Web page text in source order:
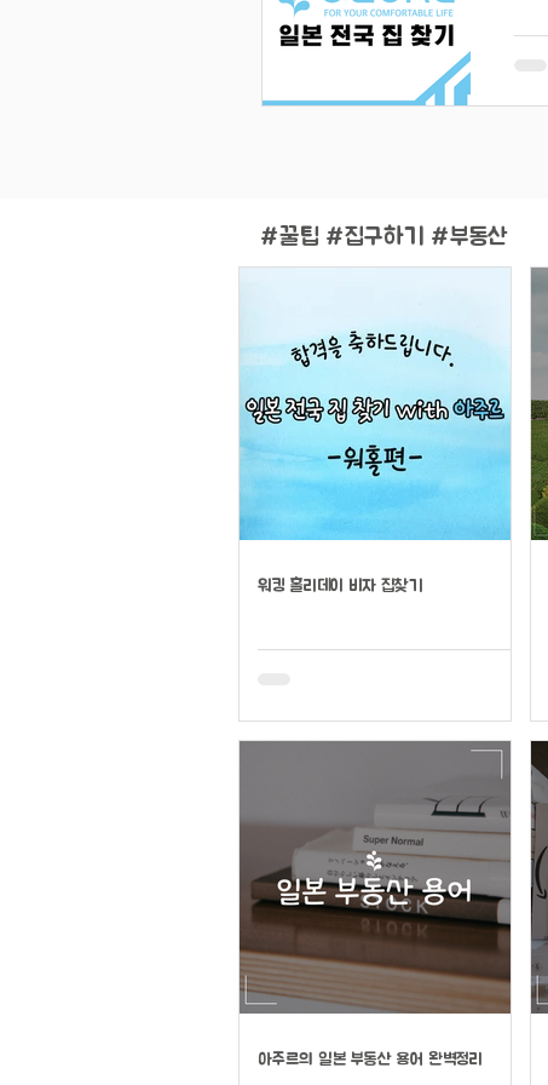
#꿀팁 #집구하기 #부동산
워킹 홀리데이 비자 집찾기
아주르의 일본 부동산 용어 완벽정리